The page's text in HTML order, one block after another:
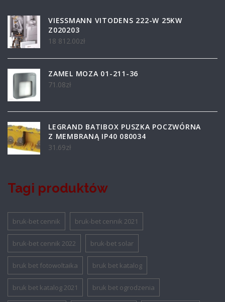
VIESSMANN VITODENS 222-W 25KW
Z020203
18 812.00zł
ZAMEL MOZA 01-211-36
71.08zł
LEGRAND BATIBOX PUSZKA POCZWÓRNA
Z MEMBRANĄ IP40 080034
31.69zł
Tagi produktów
bruk-bet cennik bruk-bet cennik 2021
bruk-bet cennik 2022 bruk-bet solar
bruk bet fotowoltaika bruk bet katalog
bruk bet katalog 2021 bruk bet ogrodzenia